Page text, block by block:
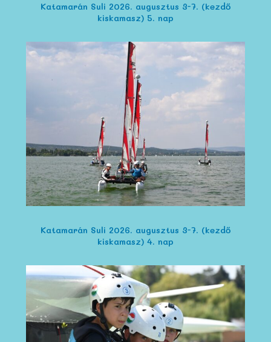
Katamarán Suli 2026. augusztus 3-7. (kezdő
kiskamasz) 5. nap
Katamarán Suli 2026. augusztus 3-7. (kezdő
kiskamasz) 4. nap